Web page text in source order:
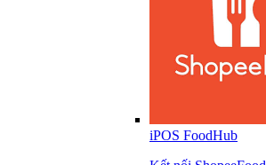
iPOS FoodHub